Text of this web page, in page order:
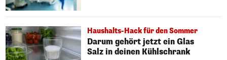
Haushalts-Hack für den Sommer
Darum gehört jetzt ein Glas
Salz in deinen Kühlschrank